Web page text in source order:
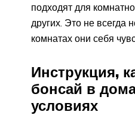
подходят для
других. Это не всегда
комнатах они себя
Инструкция,
бонсай в
условиях